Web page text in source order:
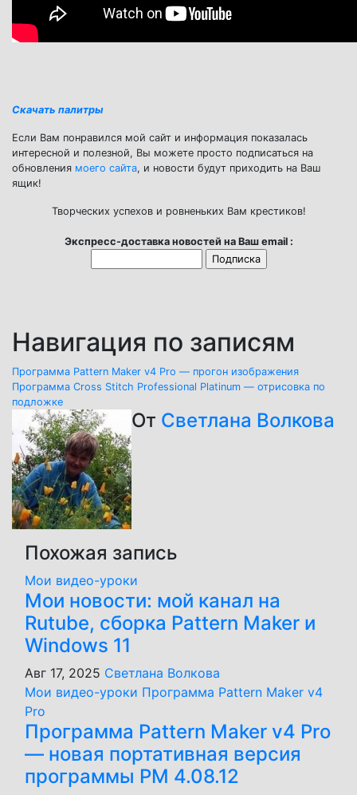
Скачать палитры
Если Вам понравился мой сайт и информация показалась
интересной и полезной, Вы можете просто подписаться на
обновления моего сайта, и новости будут приходить на Ваш
ящик!
Творческих успехов и ровненьких Вам крестиков!
Экспресс-доставка новостей на Ваш email :
Навигация по записям
Программа Pattern Maker v4 Pro — прогон изображения
Программа Cross Stitch Professional Platinum — отрисовка по
подложке
От Светлана Волкова
Похожая запись
Мои видео-уроки
Мои новости: мой канал на
Rutube, сборка Pattern Maker и
Windows 11
Авг 17, 2025 Светлана Волкова
Мои видео-уроки Программа Pattern Maker v4
Pro
Программа Pattern Maker v4 Pro
— новая портативная версия
программы PM 4.08.12